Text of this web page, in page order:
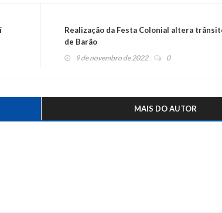
Realização da Festa Colonial altera
de Barão
9 de novembro de 2022 0
MAIS DO AUTOR